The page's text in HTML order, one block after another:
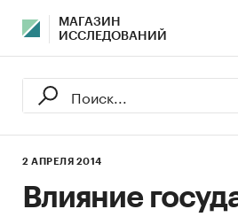
МАГАЗИН
ИССЛЕДОВАНИЙ
2 АПРЕЛЯ 2014
Влияние